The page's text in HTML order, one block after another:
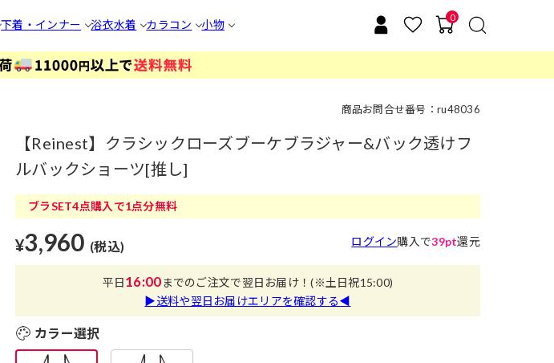
下着・インナー 浴衣水着 カラコン 小物
0
商品お問合せ番号：ru48036
【Reinest】クラシックローズブーケブラジャー&バック透けフ
ルバックショーツ[推し]
ブラSET4点購入で1点分無料
¥3,960 (税込) ログイン購入で39pt還元
平日16:00までのご注文で翌日お届け！(※土日祝15:00)
▶送料や翌日お届けエリアを確認する◀
カラー選択